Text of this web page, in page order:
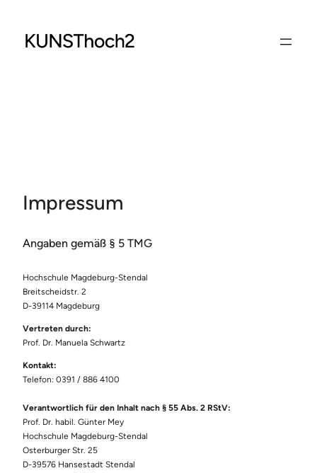
springen
Impressum
Angaben gemäß § 5 TMG
Hochschule Magdeburg-Stendal
Breitscheidstr. 2
D-39114 Magdeburg
Vertreten durch:
Prof. Dr. Manuela Schwartz
Kontakt:
Telefon: 0391 / 886 4100
Verantwortlich für den Inhalt nach § 55 Abs. 2 RStV:
Prof. Dr. habil. Günter Mey
Hochschule Magdeburg-Stendal
Osterburger Str. 25
D-39576 Hansestadt Stendal